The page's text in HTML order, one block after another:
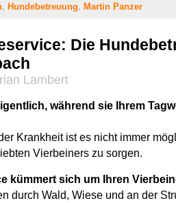
, Hundebetreuung, Martin Panzer
Die
Lambert
während sie Ihrem
Krankheit ist es nicht immer
Vierbeiners zu sorgen.
kümmert sich um Ihren
durch Wald, Wiese und an der